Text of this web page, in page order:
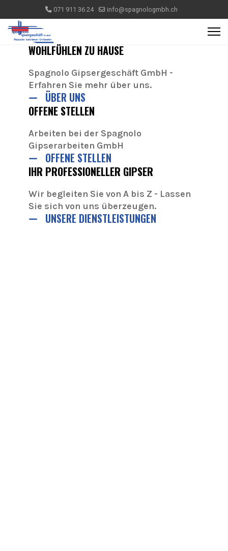
071 911 36 24 info@spagnologmbh.ch
WOHLFÜHLEN ZU HAUSE
Spagnolo Gipsergeschäft GmbH -
Erfahren Sie mehr über uns.
ÜBER UNS
OFFENE STELLEN
Arbeiten bei der Spagnolo
Gipserarbeiten GmbH
OFFENE STELLEN
IHR PROFESSIONELLER GIPSER
Wir begleiten Sie von A bis Z - Lassen
Sie sich von uns überzeugen.
UNSERE DIENSTLEISTUNGEN